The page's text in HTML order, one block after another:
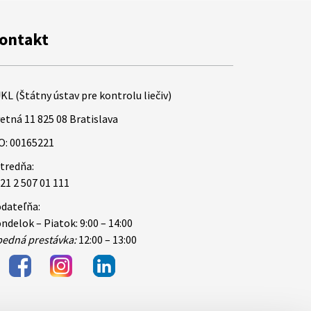
(Štátny ústav pre kontrolu liečiv)
11 825 08 Bratislava
00165221
2 507 01 111
– Piatok: 9:00 – 14:00
prestávka:12:00 – 13:00